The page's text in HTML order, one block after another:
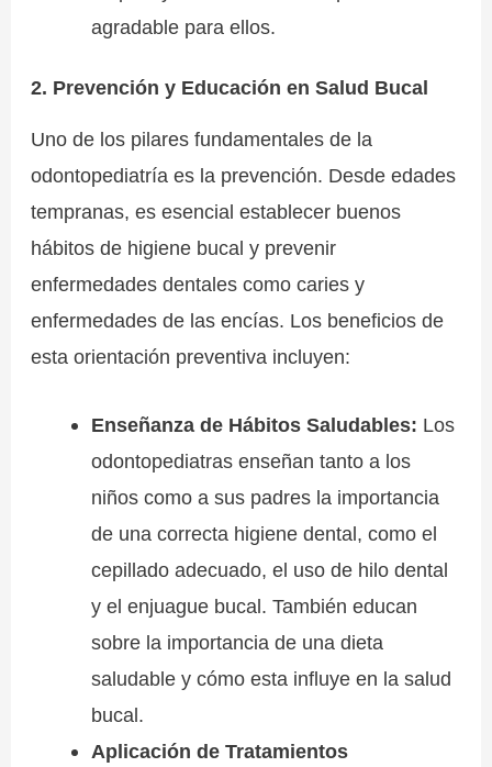
agradable para ellos.
2. Prevención y Educación en Salud Bucal
Uno de los pilares fundamentales de la
odontopediatría es la prevención. Desde edades
tempranas, es esencial establecer buenos
hábitos de higiene bucal y prevenir
enfermedades dentales como caries y
enfermedades de las encías. Los beneficios de
esta orientación preventiva incluyen:
Enseñanza de Hábitos Saludables: Los
odontopediatras enseñan tanto a los
niños como a sus padres la importancia
de una correcta higiene dental, como el
cepillado adecuado, el uso de hilo dental
y el enjuague bucal. También educan
sobre la importancia de una dieta
saludable y cómo esta influye en la salud
bucal.
Aplicación de Tratamientos